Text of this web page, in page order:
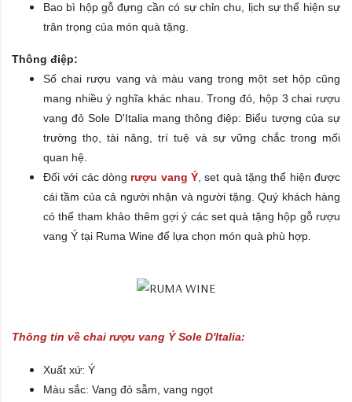
Bao bì hộp gỗ đựng cần có sự chỉn chu, lịch sự thể hiện sự
trân trọng của món quà tặng.
Thông điệp:
Số chai rượu vang và màu vang trong một set hộp cũng
mang nhiều ý nghĩa khác nhau. Trong đó, hộp 3 chai rượu
vang đỏ Sole D'Italia mang thông điệp: Biểu tượng của sự
trường thọ, tài năng, trí tuệ và sự vững chắc trong mối
quan hệ.
Đối với các dòng rượu vang Ý , set quà tặng thể hiện được
cái tầm của cả người nhận và người tặng. Quý khách hàng
có thể tham khảo thêm gợi ý các set quà tặng hộp gỗ rượu
vang Ý tại Ruma Wine để lựa chọn món quà phù hợp.
Thông tin về chai rượu vang Ý Sole D'Italia:
Xuất xứ: Ý
Màu sắc: Vang đỏ sẫm, vang ngọt